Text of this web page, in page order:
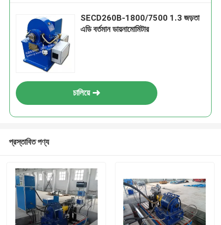
SECD260B-1800/7500 1.3 জড়তা
এডি বর্তমান ডায়নামোমিটার
চালিয়ে
প্রস্তাবিত পণ্য